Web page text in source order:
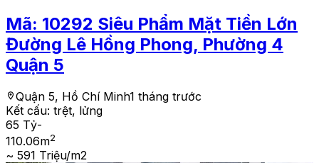
Mã: 10292 Siêu Phẩm Mặt Tiền Lớn
Đường Lê Hồng Phong, Phường 4
Quận 5
Quận 5, Hồ Chí Minh1 tháng trước
Kết cấu: trệt, lửng
65 Tỷ-
110.06m2
~ 591 Triệu/m2